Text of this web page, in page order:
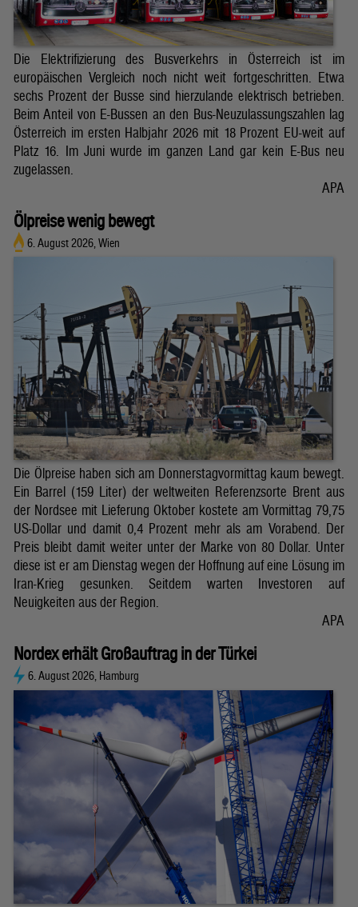
Die Elektrifizierung des Busverkehrs in Österreich ist im
europäischen Vergleich noch nicht weit fortgeschritten. Etwa
sechs Prozent der Busse sind hierzulande elektrisch betrieben.
Beim Anteil von E-Bussen an den Bus-Neuzulassungszahlen lag
Österreich im ersten Halbjahr 2026 mit 18 Prozent EU-weit auf
Platz 16. Im Juni wurde im ganzen Land gar kein E-Bus neu
zugelassen.
APA
Ölpreise wenig bewegt
6. August 2026, Wien
Die Ölpreise haben sich am Donnerstagvormittag kaum bewegt.
Ein Barrel (159 Liter) der weltweiten Referenzsorte Brent aus
der Nordsee mit Lieferung Oktober kostete am Vormittag 79,75
US-Dollar und damit 0,4 Prozent mehr als am Vorabend. Der
Preis bleibt damit weiter unter der Marke von 80 Dollar. Unter
diese ist er am Dienstag wegen der Hoffnung auf eine Lösung im
Iran-Krieg gesunken. Seitdem warten Investoren auf
Neuigkeiten aus der Region.
APA
Nordex erhält Großauftrag in der Türkei
6. August 2026, Hamburg